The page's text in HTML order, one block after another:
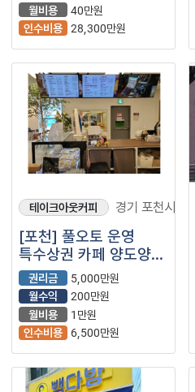
월비용
40만원
인수비용 28,300만원
테이크아웃커피 경기 포천시
[포천] 풀오토 운영
특수상권 카페 양도양수
창업
권리금
5,000만원
월수익
200만원
월비용
1만원
인수비용
6,500만원